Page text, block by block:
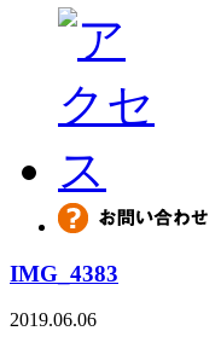
IMG_4383
2019.06.06